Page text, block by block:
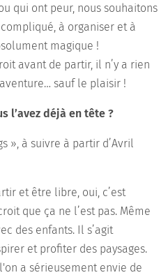
qui ont peur, nous souhaitons
à organiser et à
magique !
avant de partir, il n’y a rien
sauf le plaisir !
l’avez déjà en tête ?
», à suivre à partir d’Avril
et être libre, oui, c’est
que ça ne l’est pas. Même
des enfants. Il s’agit
et profiter des paysages.
a sérieusement envie de